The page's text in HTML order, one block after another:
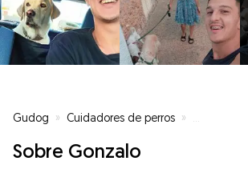
Gudog » Cuidadores de perros »
Sobre Gonzalo